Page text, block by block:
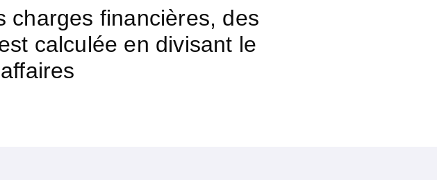
charges financières, des
calculée en divisant le